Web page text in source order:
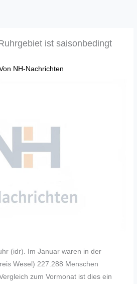
ist saisonbedingt
NH-Nachrichten
(idr). Im Januar waren in der
Wesel) 227.288 Menschen
zum Vormonat ist dies ein